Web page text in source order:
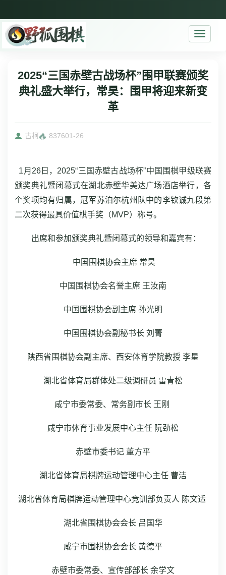
Toggle
2025“三国赤壁古战场杯”围甲联赛颁奖
典礼盛大举行，常昊：围甲将迎来新变
革
古柯 837601-26
1月26日，2025“三国赤壁古战场杯”中国围棋甲级联赛
颁奖典礼暨闭幕式在湖北赤壁华美达广场酒店举行，各
个奖项均有归属，冠军苏泊尔杭州队中的李钦诚九段第
二次获得最具价值棋手奖（MVP）称号。
出席和参加颁奖典礼暨闭幕式的领导和嘉宾有：
中国围棋协会主席 常昊
中国围棋协会名誉主席 王汝南
中国围棋协会副主席 孙光明
中国围棋协会副秘书长 刘菁
陕西省围棋协会副主席、西安体育学院教授 李星
湖北省体育局群体处二级调研员 雷青松
咸宁市委常委、常务副市长 王刚
咸宁市体育事业发展中心主任 阮劲松
赤壁市委书记 董方平
湖北省体育局棋牌运动管理中心主任 曹洁
湖北省体育局棋牌运动管理中心竞训部负责人 陈文适
湖北省围棋协会会长 吕国华
咸宁市围棋协会会长 黄德平
赤壁市委常委、宣传部部长 余学文